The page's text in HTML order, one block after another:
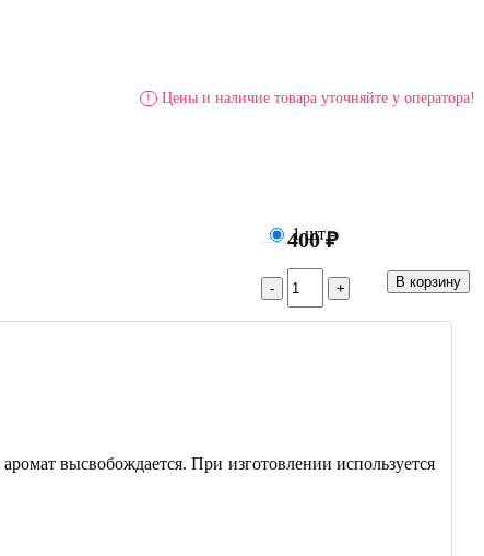
! Цены и наличие товара уточняйте у оператора!
1 шт-
400 ₽
высвобождается. При изготовлении используется